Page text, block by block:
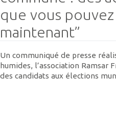
que vous
maintenant”
Un communiqué de presse
humides, l’association Ramsar
des candidats aux élections